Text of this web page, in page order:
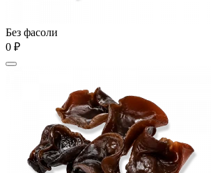
Без фасоли
0 ₽